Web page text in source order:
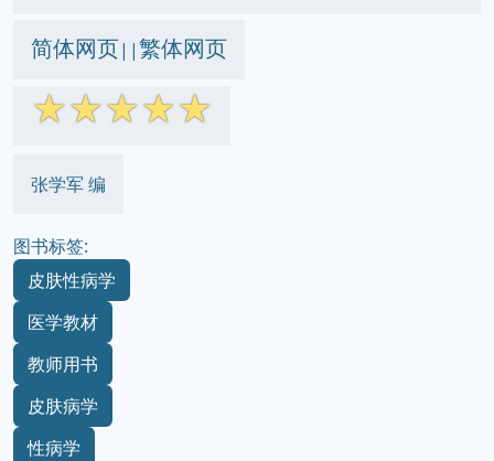
简体网页||繁体网页
☆☆☆☆☆
张学军 编
图书标签:
皮肤性病学
医学教材
教师用书
皮肤病学
性病学